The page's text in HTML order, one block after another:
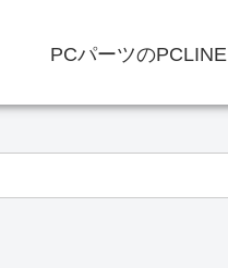
PCパーツのPCLINE